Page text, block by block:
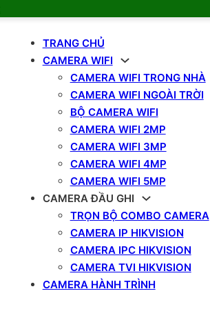
TRANG CHỦ
CAMERA WIFI
CAMERA WIFI TRONG NHÀ
CAMERA WIFI NGOÀI TRỜI
BỘ CAMERA WIFI
CAMERA WIFI 2MP
CAMERA WIFI 3MP
CAMERA WIFI 4MP
CAMERA WIFI 5MP
CAMERA ĐẦU GHI
TRỌN BỘ COMBO CAMERA
CAMERA IP HIKVISION
CAMERA IPC HIKVISION
CAMERA TVI HIKVISION
CAMERA HÀNH TRÌNH